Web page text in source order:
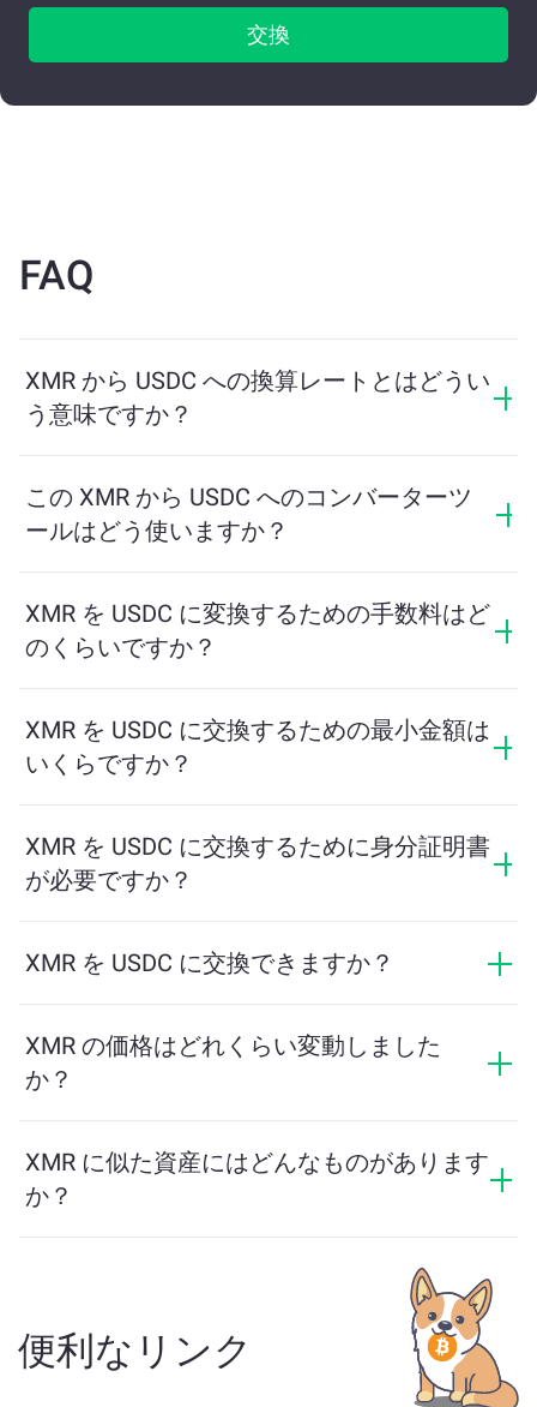
交換
FAQ
XMR から USDC への換算レートとはどうい
う意味ですか？
を示します。このレートは市場状況、需要と供給、流
動性に応じて変動します。
この XMR から USDC へのコンバーターツ
ールはどう使いますか？
取る予定の USDC の量を計算します。その後、取引を
完了するための手順に従ってください。
XMR を USDC に変換するための手数料はど
のくらいですか？
って異なります。ChangeNOWは隠れた手数料なしで競
争力のあるレートを提供しており、最終金額は取引を
確認する前に表示されます。
XMR を USDC に交換するための最小金額は
いくらですか？
ります。プラットフォームはスムーズな取引を保証す
るために必要な最小額を自動的に計算します。ただ
し、ほとんどの場合、最小金額は2ドル相当です。
XMR を USDC に交換するために身分証明書
が必要ですか？
速で匿名です。ただし、ChangeNOW Proにログインし
XMR を USDC に交換できますか？
逆にも交換できます。さらに、ChangeNOWはマルチチ
ェーンブリッジにも対応しており、異なるブロックチ
ェーン間で資産を簡単に移動できます。
XMR の価格はどれくらい変動しました
か？
XMR に似た資産にはどんなものがあります
か？
— ステーブルコイン、ユーティリティトークン、ガバ
ナンスコイン、またはその他のタイプかどうかです。
一般的な代替案には、類似のユースケースや市場の位
置を持つ他の暗号通貨が含まれます。
メイン交換ペー
で利用可能なすべての資産を確認してください。
便利なリンク